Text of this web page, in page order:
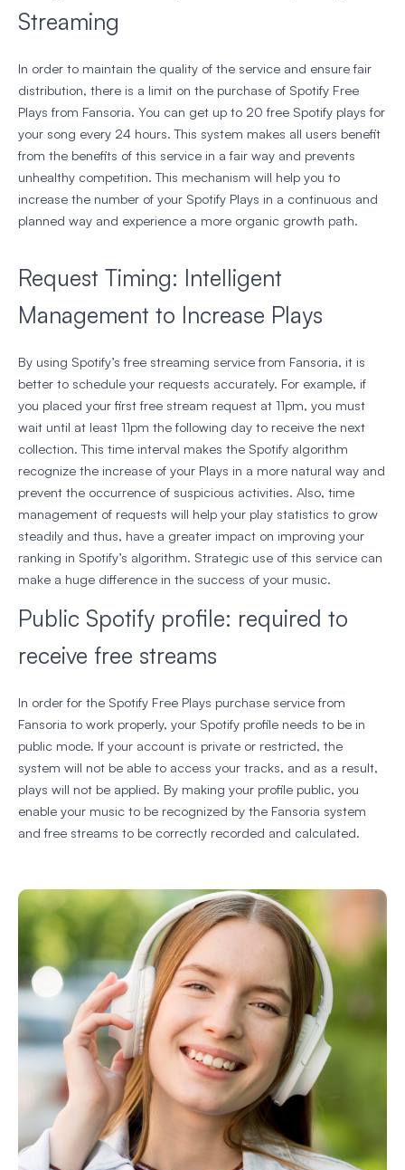
Streaming
In order to maintain the quality of the service and ensure fair
distribution, there is a limit on the purchase of Spotify Free
Plays from Fansoria. You can get up to 20 free Spotify plays for
your song every 24 hours. This system makes all users benefit
from the benefits of this service in a fair way and prevents
unhealthy competition. This mechanism will help you to
increase the number of your Spotify Plays in a continuous and
planned way and experience a more organic growth path.
Request Timing: Intelligent
Management to Increase Plays
By using Spotify’s free streaming service from Fansoria, it is
better to schedule your requests accurately. For example, if
you placed your first free stream request at 11pm, you must
wait until at least 11pm the following day to receive the next
collection. This time interval makes the Spotify algorithm
recognize the increase of your Plays in a more natural way and
prevent the occurrence of suspicious activities. Also, time
management of requests will help your play statistics to grow
steadily and thus, have a greater impact on improving your
ranking in Spotify’s algorithm. Strategic use of this service can
make a huge difference in the success of your music.
Public Spotify profile: required to
receive free streams
In order for the Spotify Free Plays purchase service from
Fansoria to work properly, your Spotify profile needs to be in
public mode. If your account is private or restricted, the
system will not be able to access your tracks, and as a result,
plays will not be applied. By making your profile public, you
enable your music to be recognized by the Fansoria system
and free streams to be correctly recorded and calculated.